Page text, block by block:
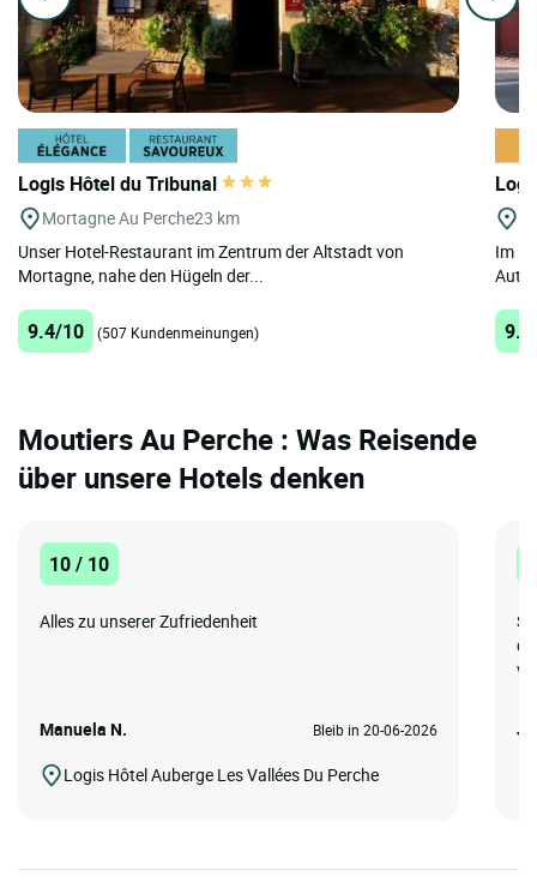
Logis Hôtel du Tribunal
Mortagne Au Perche23 km
Unser Hotel-Restaurant im Zentrum der Altstadt von
Mortagne, nahe den Hügeln der...
9.4/10 (507 Kundenmeinungen)
Im
Moutiers Au Perche : Was Reisende
über unsere Hotels denken
10 / 10
Alles zu unserer Zufriedenheit
Manuela N. Bleib in 20-06-2026
Logis Hôtel Auberge Les Vallées Du Perche